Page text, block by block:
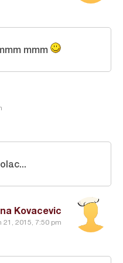
mmm
Kovacevic
21, 2015, 7:50 pm